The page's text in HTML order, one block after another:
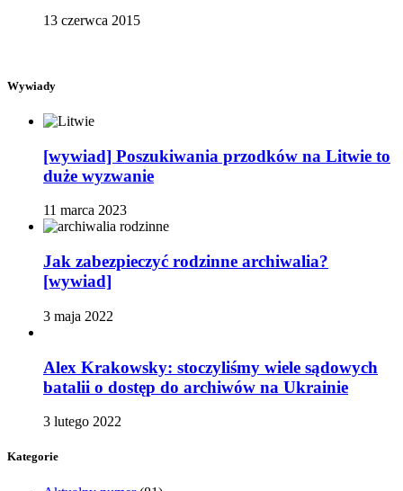
13 czerwca 2015
Wywiady
[wywiad] Poszukiwania przodków na Litwie to
duże wyzwanie
11 marca 2023
Jak zabezpieczyć rodzinne archiwalia?
[wywiad]
3 maja 2022
Alex Krakowsky: stoczyliśmy wiele sądowych
batalii o dostęp do archiwów na Ukrainie
3 lutego 2022
Kategorie